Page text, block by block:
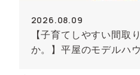
2026.08.09
【子育てしやすい間取
か。】平屋のモデルハ